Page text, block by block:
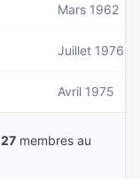
Mars 1962
Juillet 1976
Avril 1975
27 membres au